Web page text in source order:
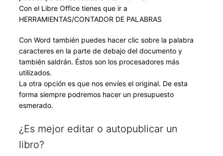
Con el Libre Office tienes que ir a
HERRAMIENTAS/CONTADOR DE PALABRAS
Con Word también puedes hacer clic sobre la palabra
caracteres en la parte de debajo del documento y
también saldrán. Éstos son los procesadores más
utilizados.
La otra opción es que nos envíes el original. De esta
forma siempre podremos hacer un presupuesto
esmerado.
¿Es mejor editar o autopublicar un
libro?